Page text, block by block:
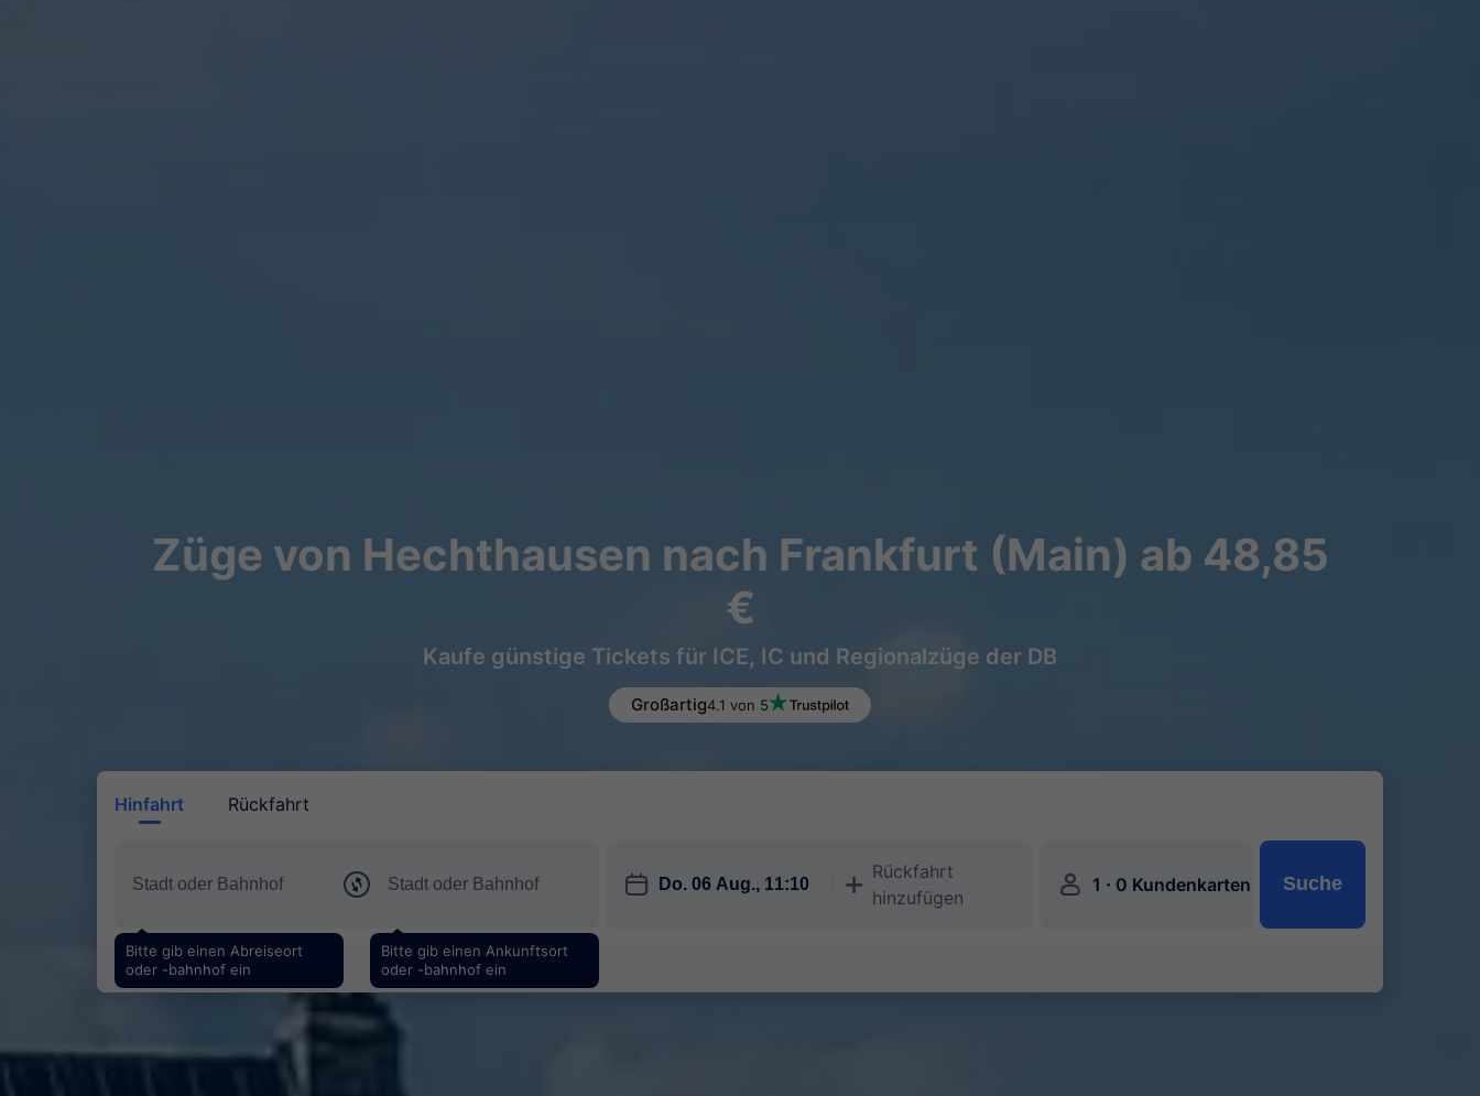
Züge von Hechthausen nach Frankfurt (Main) ab 48,85
€
Kaufe günstige Tickets für ICE, IC und Regionalzüge der DB
Großartig4.1 von 5
Hinfahrt Rückfahrt
Bitte gib einen Abreiseort
oder -bahnhof ein
Bitte gib einen Ankunftsort
oder -bahnhof ein
󱎗 󱅇
Rückfahrt
hinzufügen
󱍂 1 · 0 Kundenkarten Suche